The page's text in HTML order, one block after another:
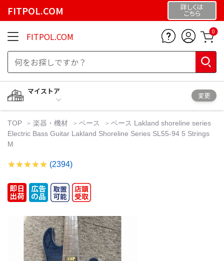
FITPOL.COM 詳しくは
こちら
FITPOL.COM 0
マイストア
変更
TOP 楽器・機材 ベース
ベース Lakland shoreline series
Electric Bass Guitar Lakland Shoreline Series SL55-94 5 Strings
M
(2394)